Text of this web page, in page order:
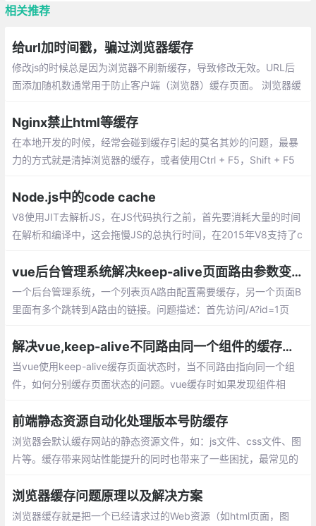
相关推荐
给url加时间戳，骗过浏览器缓存
修改js的时候总是因为浏览器不刷新缓存，导致修改无效。URL后
面添加随机数通常用于防止客户端（浏览器）缓存页面。 浏览器缓
Nginx禁止html等缓存
在本地开发的时候，经常会碰到缓存引起的莫名其妙的问题，最暴
力的方式就是清掉浏览器的缓存，或者使用Ctrl + F5，Shift + F5
用浏览器静态资源缓存了
Node.js中的code cache
V8使用JIT去解析JS，在JS代码执行之前，首先要消耗大量的时间
在解析和编译中，这会拖慢JS的总执行时间，在2015年V8支持了c
vue后台管理系统解决keep-alive页面路由参数变化时缓存问题
一个后台管理系统，一个列表页A路由配置需要缓存，另一个页面B
里面有多个跳转到A路由的链接。问题描述：首先访问/A?id=1页
缓存，数据还是id=1的数据，并没有更新。
解决vue,keep-alive不同路由同一个组件的缓存问题
当vue使用keep-alive缓存页面状态时，当不同路由指向同一个组
件，如何分别缓存页面状态的问题。vue缓存时如果发现组件相
前端静态资源自动化处理版本号防缓存
浏览器会默认缓存网站的静态资源文件，如：js文件、css文件、图
片等。缓存带来网站性能提升的同时也带来了一些困扰，最常见的
看到新版本的变化，严重影响了用户体验。
浏览器缓存问题原理以及解决方案
浏览器缓存就是把一个已经请求过的Web资源（如html页面，图